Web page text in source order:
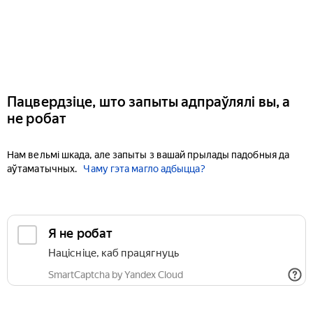
Пацвердзіце, што запыты адпраўлялі вы, а
не робат
Нам вельмі шкада, але запыты з вашай прылады падобныя да
аўтаматычных.
Чаму гэта магло адбыцца?
Я не робат
Націсніце, каб працягнуць
SmartCaptcha by Yandex Cloud